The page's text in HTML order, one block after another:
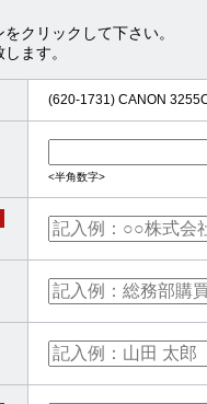
クリックして下さい。
ます。
(620-1731) CANON
<半角数字>